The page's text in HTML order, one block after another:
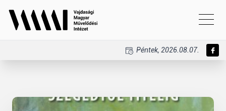
Péntek, 2026.08.07.